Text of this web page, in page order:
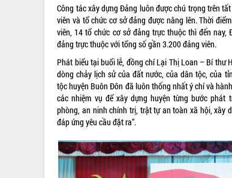
Công tác xây dựng Đảng luôn được chú trọng trên
viên và tổ chức cơ sở đảng được nâng lên. Thời
viên, 14 tổ chức cơ sở đảng trực thuộc thì đến
đảng trực thuộc với tổng số gần 3.200 đảng viên.
Phát biểu tại buổi lễ, đồng chí Lại Thị Loan – Bí thư
dòng chảy lịch sử của đất nước, của dân tộc, của
tộc huyện Buôn Đôn đã luôn thống nhất ý chí và
các nhiệm vụ để xây dựng huyện từng bước phát
phòng, an ninh chính trị, trật tự an toàn xã hội, xây
đáp ứng yêu cầu đặt ra”.